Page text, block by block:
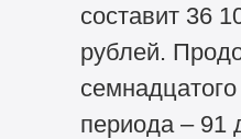
составит 36
рублей.
периода – 91